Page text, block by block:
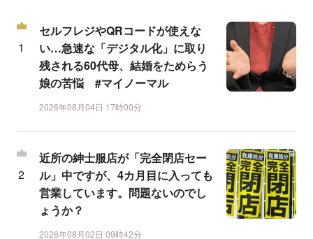
セルフレジやQRコードが使えな
い…急速な「デジタル化」に取り
残される60代母、結婚をためらう
娘の苦悩 #マイノーマル
2026年08月04日 17時00分
近所の紳士服店が「完全閉店セー
ル」中ですが、4カ月目に入っても
営業しています。問題ないのでし
ょうか？
2026年08月02日 09時42分